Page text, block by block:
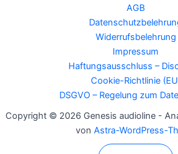
AGB
Widerrufsbelehrung
Impressum
Haftungsausschluss –
Cookie-Richtlinie
DSGVO – Regelung zum
Copyright © 2026 Genesis audioline -
von Astra-WordPress-